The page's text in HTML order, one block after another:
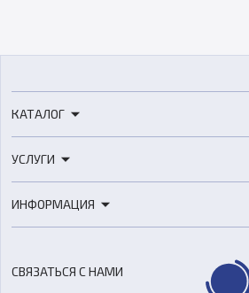
КАТАЛОГ
3D-сканеры
Расходные материалы
Оборудование и материалы для
Аксессуары и прочее оборудование
УСЛУГИ
3D-моделирование
ИНФОРМАЦИЯ
СВЯЗАТЬСЯ С НАМИ